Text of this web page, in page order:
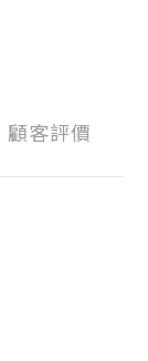
顧客評價